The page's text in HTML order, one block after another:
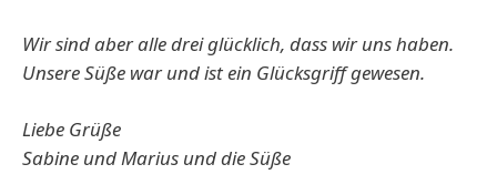
Wir sind aber alle drei glücklich, dass wir uns haben.
Unsere Süße war und ist ein Glücksgriff gewesen.
Liebe Grüße
Sabine und Marius und die Süße